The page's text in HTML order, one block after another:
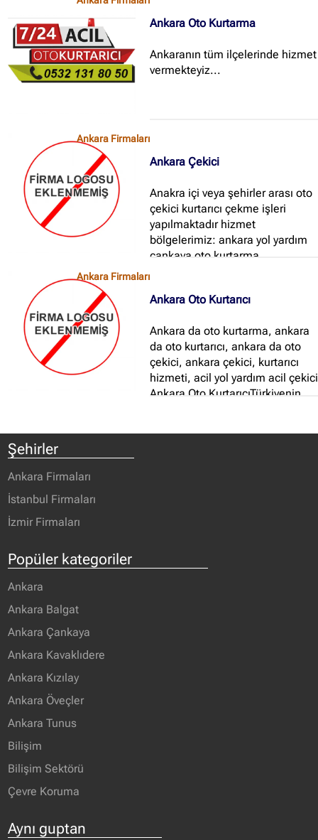
Ankara Oto Kurtarma
Ankaranın tüm ilçelerinde hizmet
vermekteyiz...
Ankara Firmaları
Ankara Çekici
Anakra içi veya şehirler arası oto
çekici kurtarıcı çekme işleri
yapılmaktadır hizmet
bölgelerimiz: ankara yol yardım
çankaya oto kurtarma
kurtarma,ostim oto
kurtarma...
Ankara Firmaları
Ankara Oto Kurtarıcı
Ankara da oto kurtarma, ankara
da oto kurtarıcı, ankara da oto
çekici, ankara çekici, kurtarıcı
hizmeti, acil yol yardım acil çekici
Ankara Oto KurtarıcıTürkiyenin
Şehirler
Ankara Firmaları
İstanbul Firmaları
İzmir Firmaları
Popüler kategoriler
Ankara
Ankara Balgat
Ankara Çankaya
Ankara Kavaklıdere
Ankara Kızılay
Ankara Öveçler
Ankara Tunus
Bilişim
Bilişim Sektörü
Çevre Koruma
Aynı guptan